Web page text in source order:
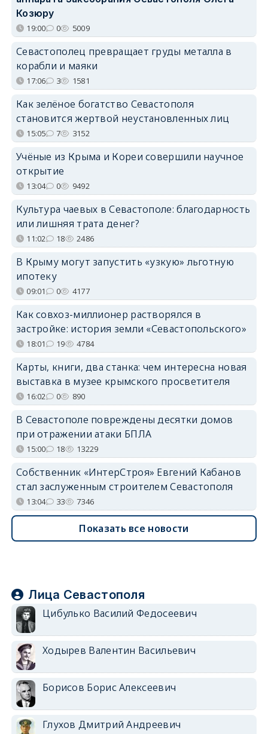
Козюру
19:00 0 5009
Севастополец превращает груды металла в
корабли и маяки
17:06 3 1581
Как зелёное богатство Севастополя
становится жертвой неустановленных лиц
15:05 7 3152
Учёные из Крыма и Кореи совершили научное
открытие
13:04 0 9492
Культура чаевых в Севастополе: благодарность
или лишняя трата денег?
11:02 18 2486
В Крыму могут запустить «узкую» льготную
ипотеку
09:01 0 4177
Как совхоз-миллионер растворялся в
застройке: история земли «Севастопольского»
18:01 19 4784
Карты, книги, два станка: чем интересна новая
выставка в музее крымского просветителя
16:02 0 890
В Севастополе повреждены десятки домов
при отражении атаки БПЛА
15:00 18 13229
Собственник «ИнтерСтроя» Евгений Кабанов
стал заслуженным строителем Севастополя
13:04 33 7346
Показать все новости
Лица Севастополя
Цибулько Василий Федосеевич
Ходырев Валентин Васильевич
Борисов Борис Алексеевич
Глухов Дмитрий Андреевич